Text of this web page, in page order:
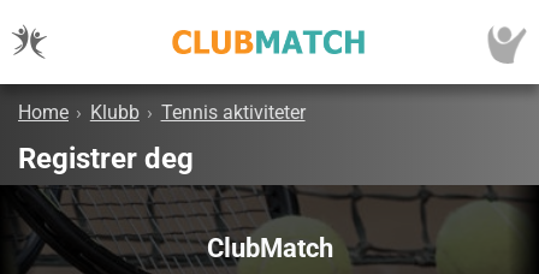
Home › Klubb › Tennis aktiviteter
Registrer deg
ClubMatch